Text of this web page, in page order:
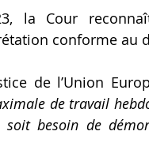
la Cour reconnaît
conforme au
de l’Union
de travail
besoin de